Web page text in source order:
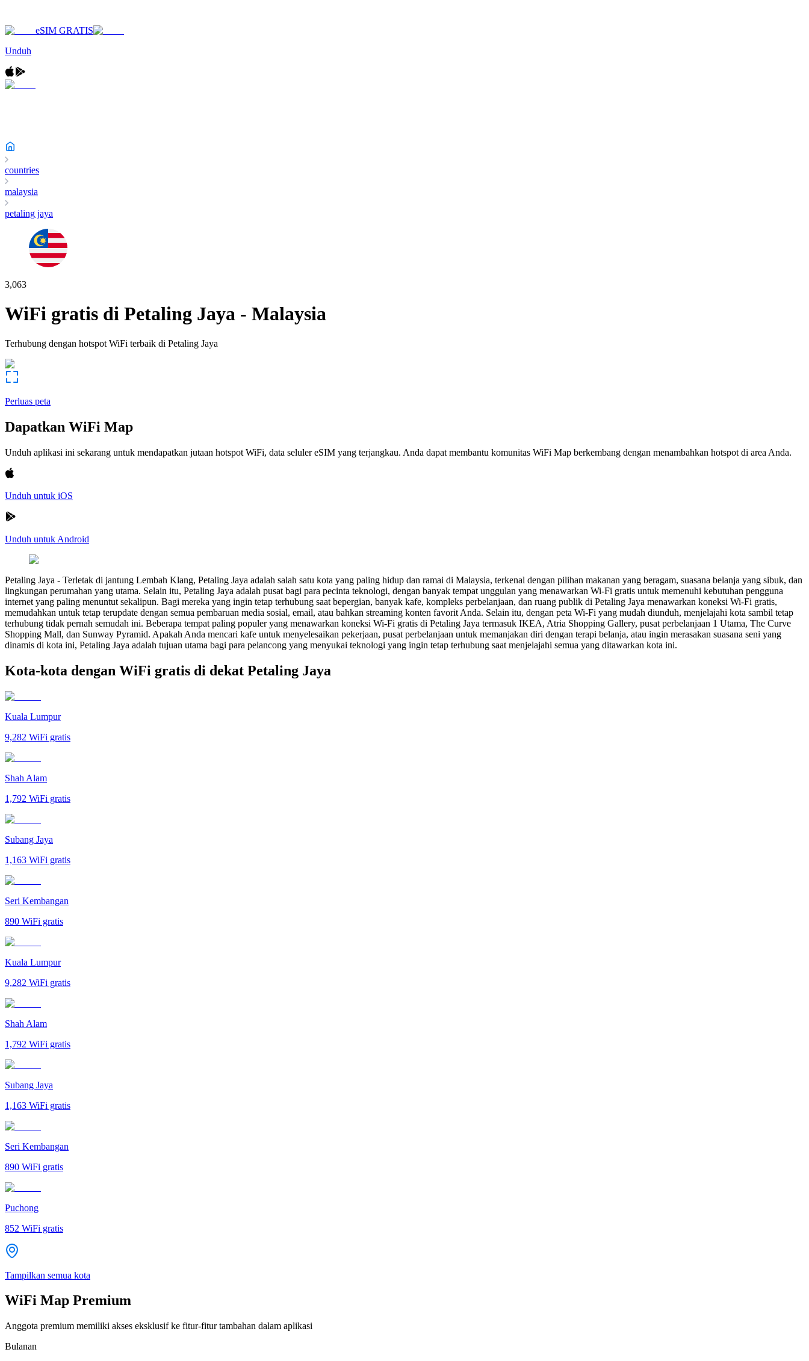
eSIM GRATIS
Unduh
countries
malaysia
petaling jaya
3,063
WiFi gratis di Petaling Jaya - Malaysia
Terhubung dengan hotspot WiFi terbaik di Petaling Jaya
Perluas peta
Dapatkan WiFi Map
Unduh aplikasi ini sekarang untuk mendapatkan jutaan hotspot WiFi, data seluler eSIM yang terjangkau. Anda dapat membantu komunitas WiFi Map berkembang dengan menambahkan hotspot di area Anda.
Unduh untuk iOS
Unduh untuk Android
Petaling Jaya - Terletak di jantung Lembah Klang, Petaling Jaya adalah salah satu kota yang paling hidup dan ramai di Malaysia, terkenal dengan pilihan makanan yang beragam, suasana belanja yang sibuk, dan
lingkungan perumahan yang utama. Selain itu, Petaling Jaya adalah pusat bagi para pecinta teknologi, dengan banyak tempat unggulan yang menawarkan Wi-Fi gratis untuk memenuhi kebutuhan pengguna
internet yang paling menuntut sekalipun. Bagi mereka yang ingin tetap terhubung saat bepergian, banyak kafe, kompleks perbelanjaan, dan ruang publik di Petaling Jaya menawarkan koneksi Wi-Fi gratis,
memudahkan untuk tetap terupdate dengan semua pembaruan media sosial, email, atau bahkan streaming konten favorit Anda. Selain itu, dengan peta Wi-Fi yang mudah diunduh, menjelajahi kota sambil tetap
terhubung tidak pernah semudah ini. Beberapa tempat paling populer yang menawarkan koneksi Wi-Fi gratis di Petaling Jaya termasuk IKEA, Atria Shopping Gallery, pusat perbelanjaan 1 Utama, The Curve
Shopping Mall, dan Sunway Pyramid. Apakah Anda mencari kafe untuk menyelesaikan pekerjaan, pusat perbelanjaan untuk memanjakan diri dengan terapi belanja, atau ingin merasakan suasana seni yang
dinamis di kota ini, Petaling Jaya adalah tujuan utama bagi para pelancong yang menyukai teknologi yang ingin tetap terhubung saat menjelajahi semua yang ditawarkan kota ini.
Kota-kota dengan WiFi gratis di dekat Petaling Jaya
Kuala Lumpur
9,282 WiFi gratis
Shah Alam
1,792 WiFi gratis
Subang Jaya
1,163 WiFi gratis
Seri Kembangan
890 WiFi gratis
Kuala Lumpur
9,282 WiFi gratis
Shah Alam
1,792 WiFi gratis
Subang Jaya
1,163 WiFi gratis
Seri Kembangan
890 WiFi gratis
Puchong
852 WiFi gratis
Tampilkan semua kota
WiFi Map Premium
Anggota premium memiliki akses eksklusif ke fitur-fitur tambahan dalam aplikasi
Bulanan